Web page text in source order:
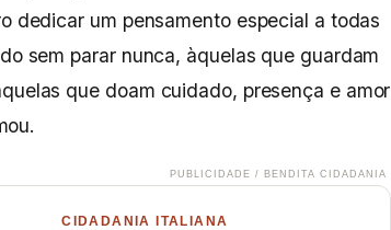
dedicar um pensamento especial a todas
sem parar nunca, àquelas que guardam
que doam cuidado, presença e amor
PUBLICIDADE / BENDITA CIDADANIA
CIDADANIA ITALIANA